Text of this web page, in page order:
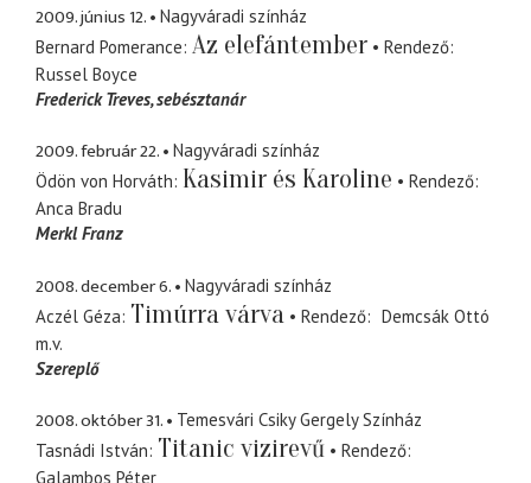
2009. június 12.
Nagyváradi színház
Bernard Pomerance Az elefántember
Rendező
Russel Boyce
Frederick Treves sebésztanár
2009. február 22.
Nagyváradi színház
Ödön von Horváth Kasimir és Karoline
Rendező
Anca Bradu
Merkl Franz
2008. december 6.
Nagyváradi színház
Aczél Géza Timúrra várva Rendező
Demcsák Ottó
m.v.
Szereplő
2008. október 31.
Temesvári Csiky Gergely Színház
Tasnádi István Titanic vizirevű
Rendező
Galambos Péter